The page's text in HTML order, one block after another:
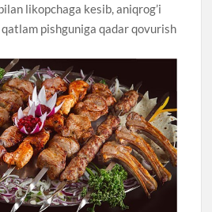
likopchaga kesib, aniqrog’i
pishguniga qadar qovurish